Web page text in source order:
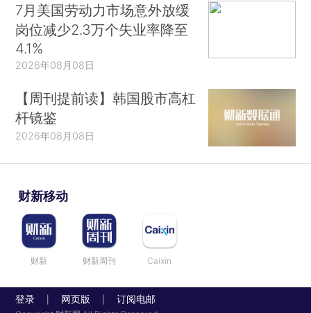
7月美国劳动力市场意外放缓
岗位减少2.3万个失业率降至
4.1%
2026年08月08日
【周刊提前读】韩国股市高杠
杆镜鉴
2026年08月08日
财新移动
财新 财新周刊 Caixin
登录 网页版 订阅电邮